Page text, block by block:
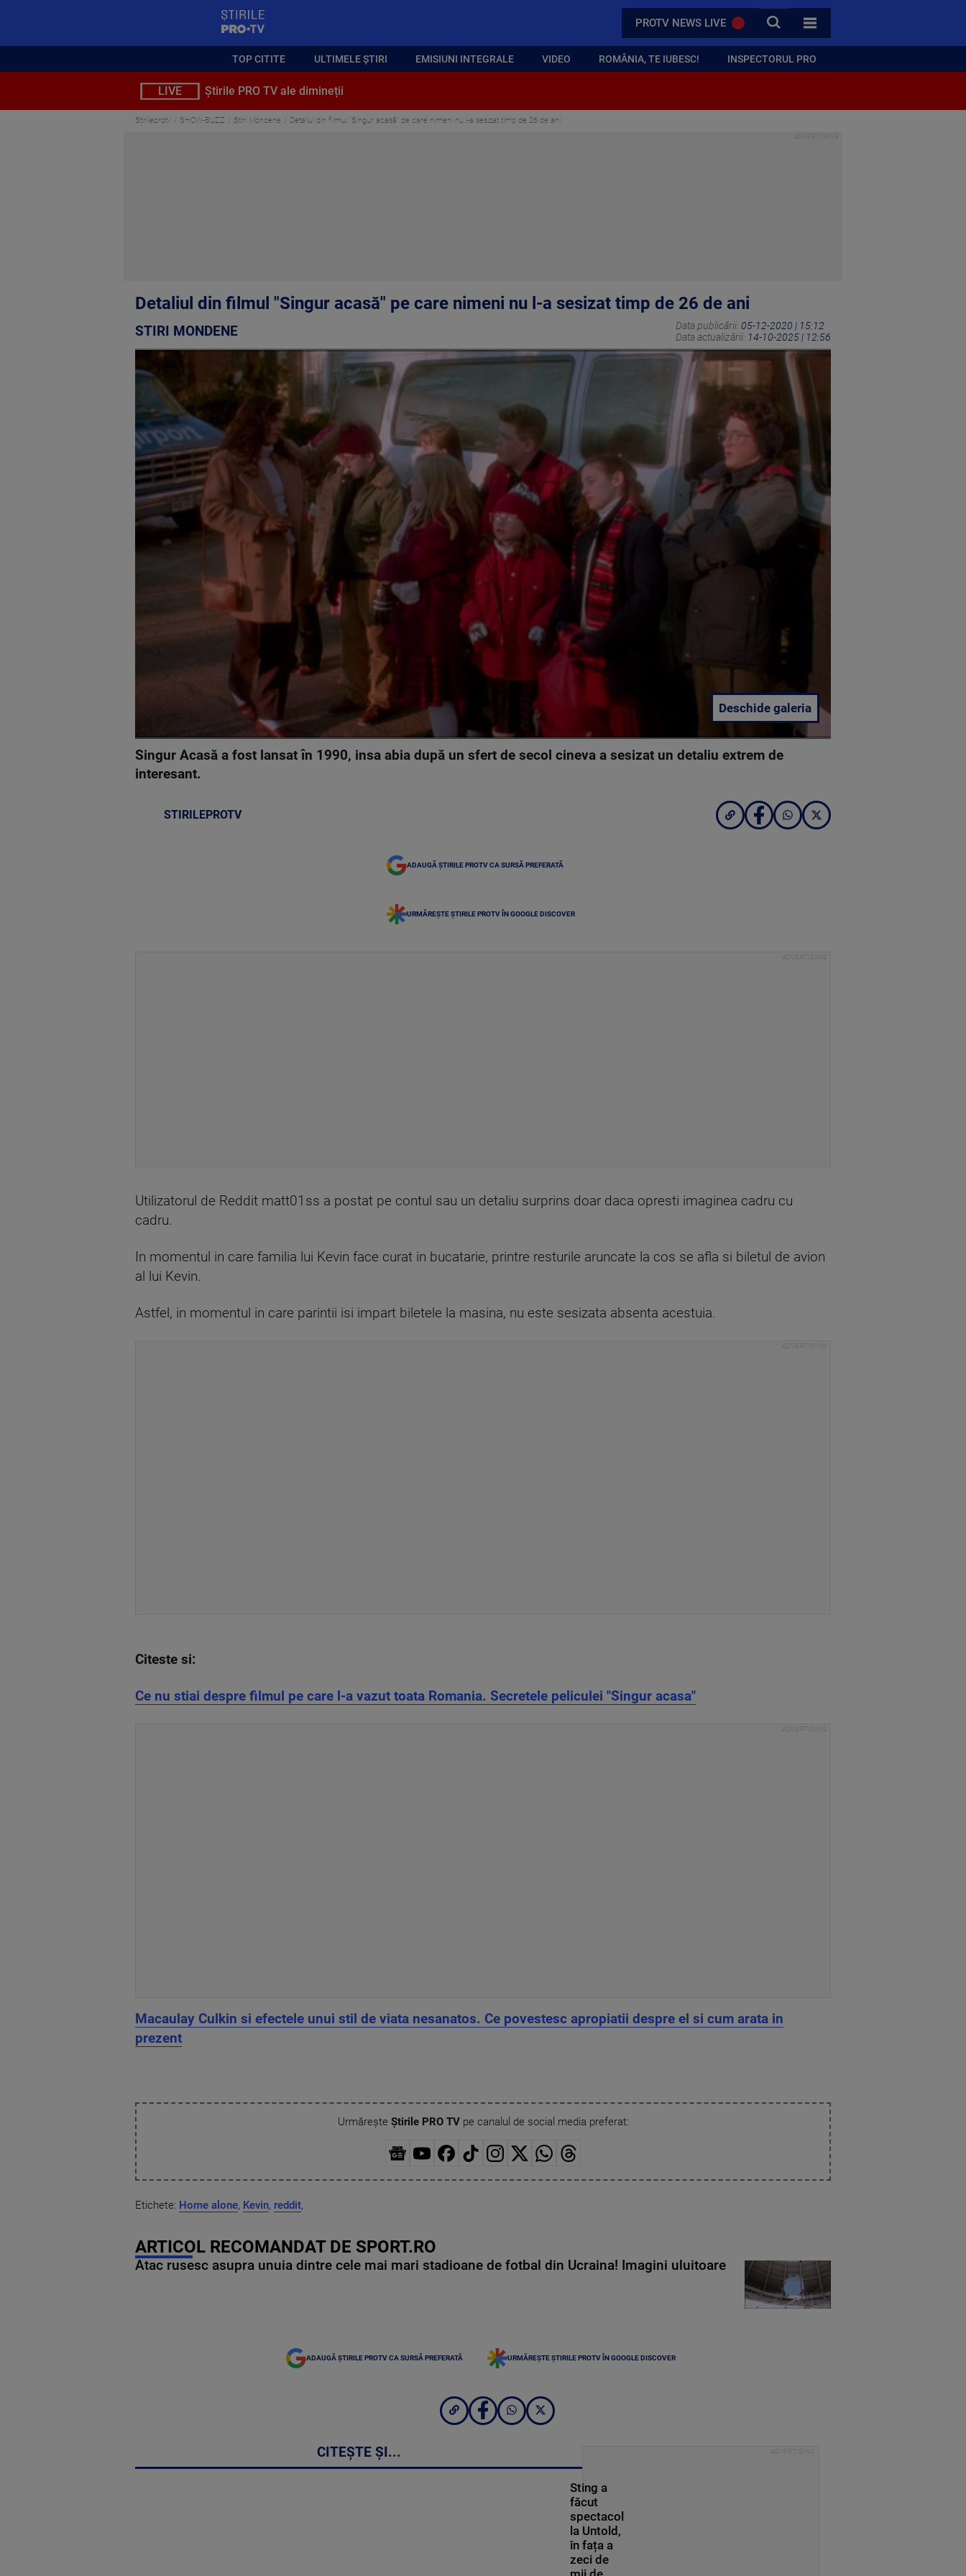
PROTV NEWS LIVE CAUTA
TOATE CATEGORIILE
TOP CITITE ULTIMELE ȘTIRI EMISIUNI INTEGRALE VIDEO ROMÂNIA, TE IUBESC! INSPECTORUL PRO
LIVE Știrile PRO TV ale dimineții
Stirileprotv SHOW-BUZZ Stiri Mondene Detaliul din filmul "Singur acasă" pe care nimeni nu l-a sesizat timp de 26 de ani
Detaliul din filmul "Singur acasă" pe care nimeni nu l-a sesizat timp de 26 de ani
STIRI MONDENE Data publicării: 05-12-2020 | 15:12
Data actualizării: 14-10-2025 | 12:56
Deschide galeria
Singur Acasă a fost lansat în 1990, insa abia după un sfert de secol cineva a sesizat un detaliu extrem de
interesant.
STIRILEPROTV
ADAUGĂ ȘTIRILE PROTV CA SURSĂ PREFERATĂ
URMĂREȘTE ȘTIRILE PROTV ÎN GOOGLE DISCOVER
Utilizatorul de Reddit matt01ss a postat pe contul sau un detaliu surprins doar daca opresti imaginea cadru cu
cadru.
In momentul in care familia lui Kevin face curat in bucatarie, printre resturile aruncate la cos se afla si biletul de avion
al lui Kevin.
Astfel, in momentul in care parintii isi impart biletele la masina, nu este sesizata absenta acestuia.
Citeste si:
Ce nu stiai despre filmul pe care l-a vazut toata Romania. Secretele peliculei "Singur acasa"
Macaulay Culkin si efectele unui stil de viata nesanatos. Ce povestesc apropiatii despre el si cum arata in
prezent
Urmărește Știrile PRO TVpe canalul de social media preferat:
Etichete: Home alone, Kevin, reddit,
ARTICOL RECOMANDAT DE SPORT.RO
Atac rusesc asupra unuia dintre cele mai mari stadioane de fotbal din Ucraina! Imagini uluitoare
ADAUGĂ ȘTIRILE PROTV CA SURSĂ PREFERATĂ URMĂREȘTE ȘTIRILE PROTV ÎN GOOGLE DISCOVER
CITEȘTE ȘI...
Sting a
făcut
spectacol
la Untold,
în fața a
zeci de